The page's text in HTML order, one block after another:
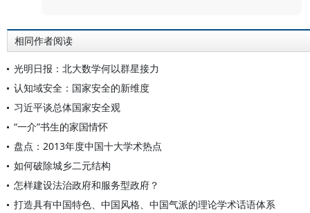
相同作者阅读
光明日报：北大数学何以群星接力
认知域安全：国家安全的新维度
习近平谈总体国家安全观
“一介”书生的家国情怀
盘点：2013年度中国十大学术热点
如何破除城乡二元结构
怎样建设法治政府和服务型政府？
打造具有中国特色、中国风格、中国气派的理论学术话语体系